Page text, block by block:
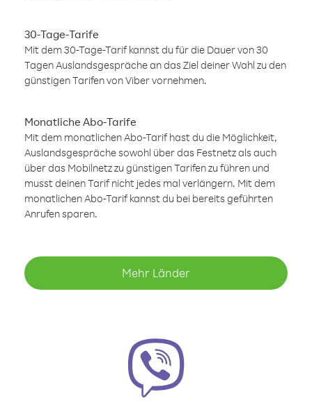
30-Tage-Tarife
Mit dem 30-Tage-Tarif kannst du für die Dauer von 30
Tagen Auslandsgespräche an das Ziel deiner Wahl zu den
günstigen Tarifen von Viber vornehmen.
Monatliche Abo-Tarife
Mit dem monatlichen Abo-Tarif hast du die Möglichkeit,
Auslandsgespräche sowohl über das Festnetz als auch
über das Mobilnetz zu günstigen Tarifen zu führen und
musst deinen Tarif nicht jedes mal verlängern. Mit dem
monatlichen Abo-Tarif kannst du bei bereits geführten
Anrufen sparen.
Mehr Länder